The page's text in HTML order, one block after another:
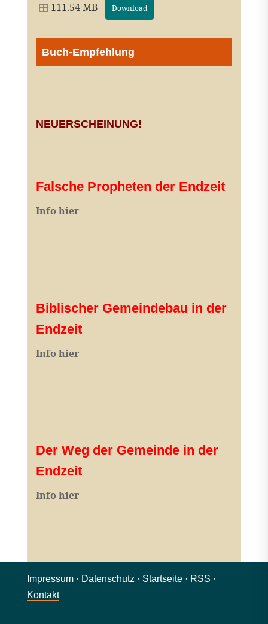
111.54 MB -
Download
Buch-Empfehlung
NEUERSCHEINUNG!
Falsche Propheten der Endzeit
Info hier
Biblischer Gemeindebau in der
Endzeit
Info hier
Der Weg der Gemeinde in der
Endzeit
Info hier
Impressum· Datenschutz · Startseite· RSS ·
Kontakt